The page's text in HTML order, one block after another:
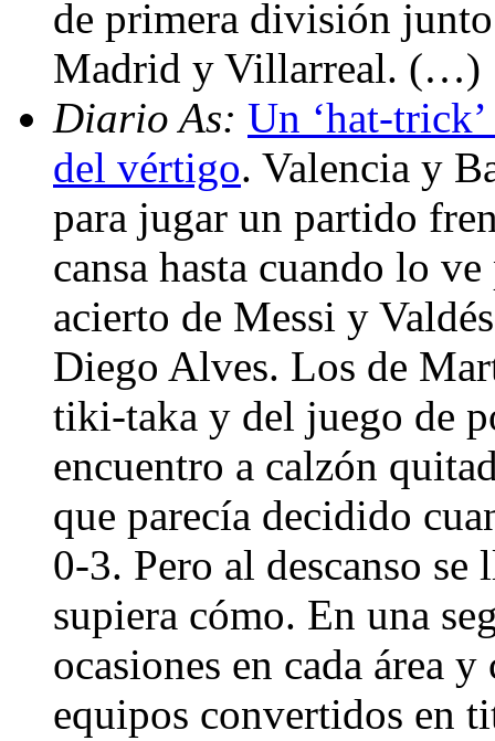
de primera división
Madrid y Villarreal. (…)
Diario As: Un ‘hat-
del vértigo. Valencia y
para jugar un partido
cansa hasta cuando lo
acierto de Messi y
Diego Alves. Los de
tiki-taka y del juego de
encuentro a calzón
que parecía decidido
0-3. Pero al descanso
supiera cómo. En una
ocasiones en cada área
equipos convertidos en